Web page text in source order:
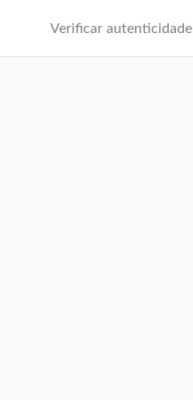
Verificar autenticidade